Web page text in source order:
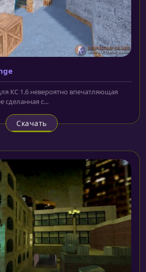
КС 1.6 невероятно впечатляющая
сделанная с...
Скачать